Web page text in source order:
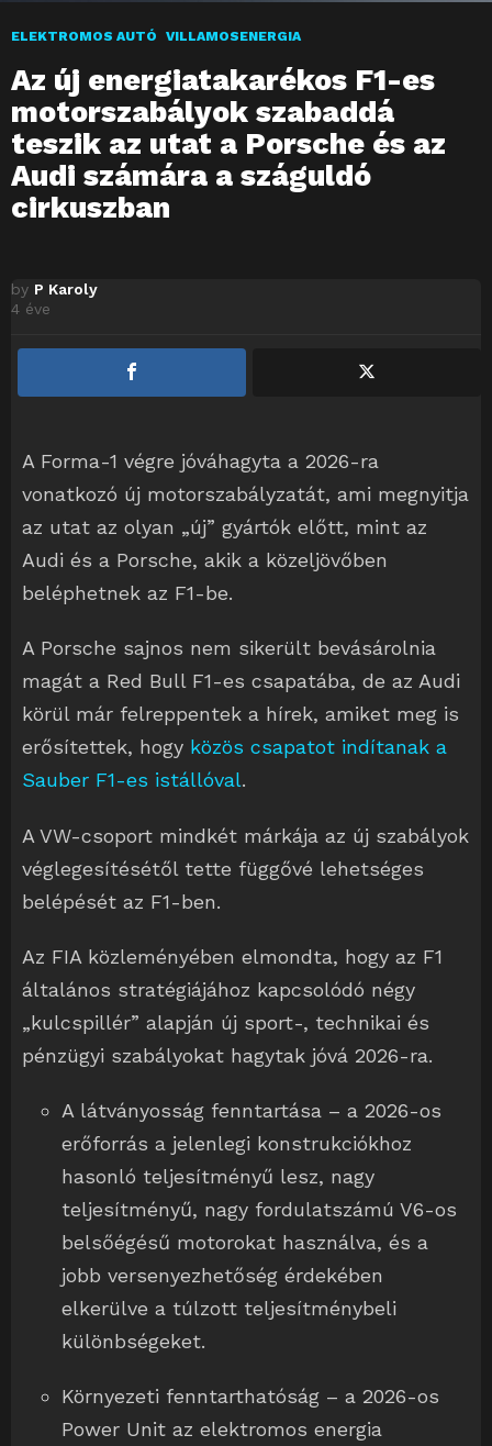
ELEKTROMOS AUTÓ VILLAMOSENERGIA
Az új energiatakarékos F1-es
motorszabályok szabaddá
teszik az utat a Porsche és az
Audi számára a száguldó
cirkuszban
by P Karoly
4 éve
A Forma-1 végre jóváhagyta a 2026-ra
vonatkozó új motorszabályzatát, ami megnyitja
az utat az olyan „új” gyártók előtt, mint az
Audi és a Porsche, akik a közeljövőben
beléphetnek az F1-be.
A Porsche sajnos nem sikerült bevásárolnia
magát a Red Bull F1-es csapatába, de az Audi
körül már felreppentek a hírek, amiket meg is
erősítettek, hogy közös csapatot indítanak a
Sauber F1-es istállóval.
A VW-csoport mindkét márkája az új szabályok
véglegesítésétől tette függővé lehetséges
belépését az F1-ben.
Az FIA közleményében elmondta, hogy az F1
általános stratégiájához kapcsolódó négy
„kulcspillér” alapján új sport-, technikai és
pénzügyi szabályokat hagytak jóvá 2026-ra.
A látványosság fenntartása – a 2026-os
erőforrás a jelenlegi konstrukciókhoz
hasonló teljesítményű lesz, nagy
teljesítményű, nagy fordulatszámú V6-os
belsőégésű motorokat használva, és a
jobb versenyezhetőség érdekében
elkerülve a túlzott teljesítménybeli
különbségeket.
Környezeti fenntarthatóság – a 2026-os
Power Unit az elektromos energia